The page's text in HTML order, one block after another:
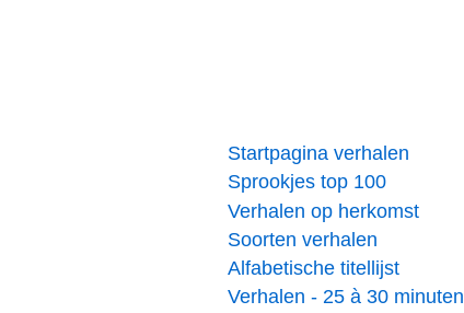
Startpagina verhalen
Sprookjes top 100
Verhalen op herkomst
Soorten verhalen
Alfabetische titellijst
Verhalen - 25 à 30 minuten